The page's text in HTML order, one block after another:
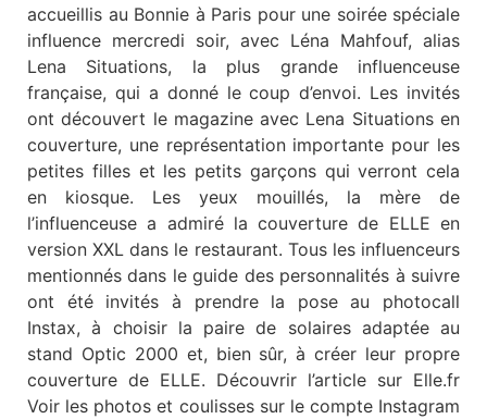
accueillis au Bonnie à Paris pour une soirée spéciale
influence mercredi soir, avec Léna Mahfouf, alias
Lena Situations, la plus grande influenceuse
française, qui a donné le coup d’envoi. Les invités
ont découvert le magazine avec Lena Situations en
couverture, une représentation importante pour les
petites filles et les petits garçons qui verront cela
en kiosque. Les yeux mouillés, la mère de
l’influenceuse a admiré la couverture de ELLE en
version XXL dans le restaurant. Tous les influenceurs
mentionnés dans le guide des personnalités à suivre
ont été invités à prendre la pose au photocall
Instax, à choisir la paire de solaires adaptée au
stand Optic 2000 et, bien sûr, à créer leur propre
couverture de ELLE. Découvrir l’article sur Elle.fr
Voir les photos et coulisses sur le compte Instagram